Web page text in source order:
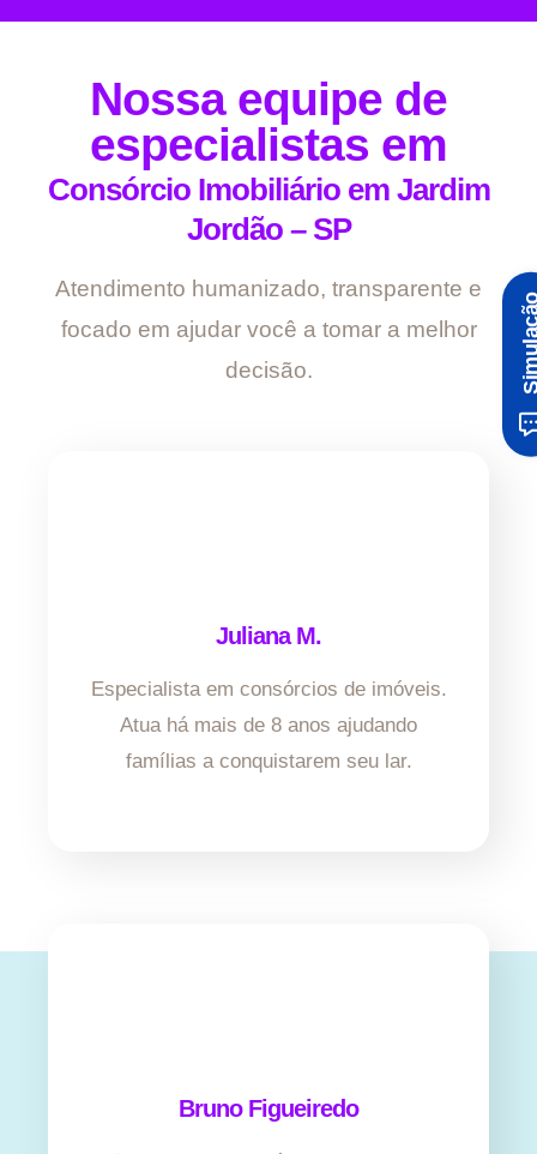
Nossa equipe de
especialistas em
Consórcio Imobiliário em Jardim
Jordão – SP
Atendimento humanizado, transparente e
focado em ajudar você a tomar a melhor
decisão.
Juliana M.
Especialista em consórcios de imóveis.
Atua há mais de 8 anos ajudando
famílias a conquistarem seu lar.
Bruno Figueiredo